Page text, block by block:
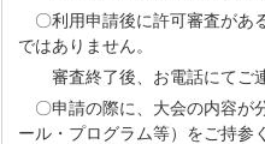
〇利用申請後に許可審査があ
ではありません。
審査終了後、お電話にてご連
〇申請の際に、大会の内容が
ール・プログラム等）をご持参